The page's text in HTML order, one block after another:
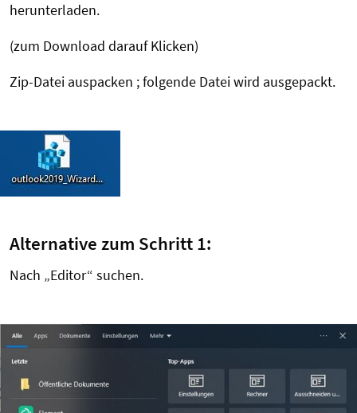
herunterladen.
(zum Download darauf Klicken)
Zip-Datei auspacken ; folgende Datei wird ausgepackt.
Alternative zum Schritt 1:
Nach „Editor“ suchen.